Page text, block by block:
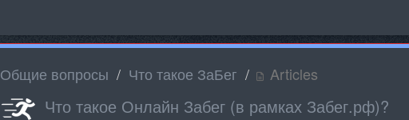
Общие вопросы Что такое ЗаБег Articles
Что такое Онлайн Забег (в рамках Забег.рф)?